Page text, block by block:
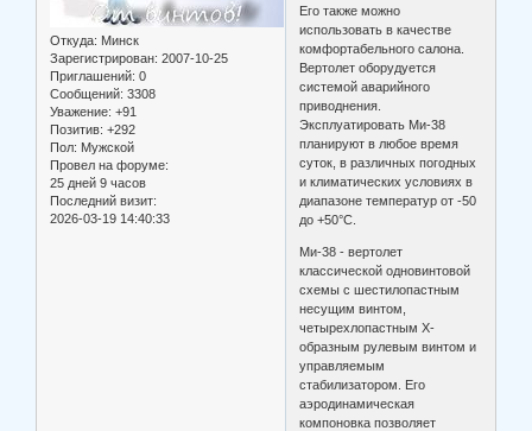
Откуда: Минск
Зарегистрирован: 2007-10-25
Приглашений: 0
Сообщений: 3308
Уважение: +91
Позитив: +292
Пол: Мужской
Провел на форуме:
25 дней 9 часов
Последний визит:
2026-03-19 14:40:33
Его также можно
использовать в качестве
комфортабельного салона.
Вертолет оборудуется
системой аварийного
приводнения.
Эксплуатировать Ми-38
планируют в любое время
суток, в различных погодных
и климатических условиях в
диапазоне температур от -50
до +50°С.
Ми-38 - вертолет
классической одновинтовой
схемы с шестилопастным
несущим винтом,
четырехлопастным Х-
образным рулевым винтом и
управляемым
стабилизатором. Его
аэродинамическая
компоновка позволяет